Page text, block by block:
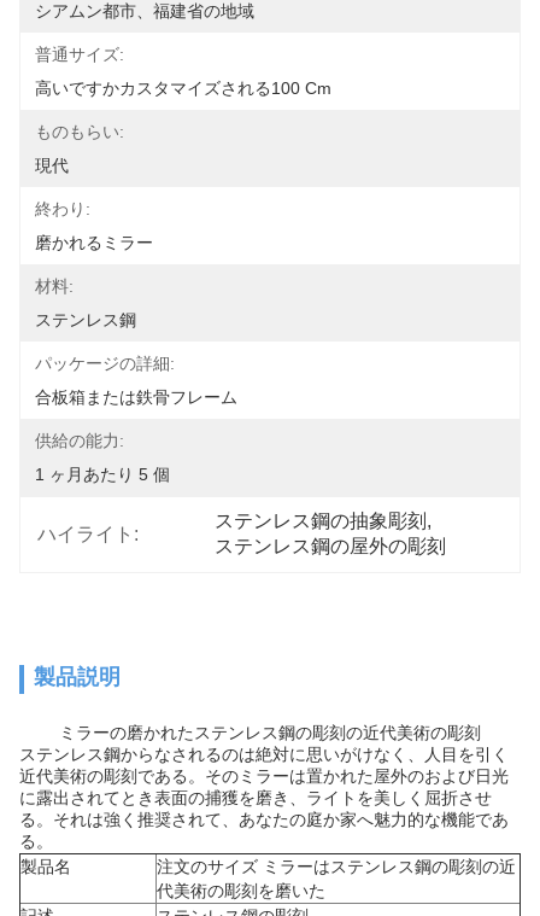
シアムン都市、福建省の地域
普通サイズ:
高いですかカスタマイズされる100 Cm
ものもらい:
現代
終わり:
磨かれるミラー
材料:
ステンレス鋼
パッケージの詳細:
合板箱または鉄骨フレーム
供給の能力:
1 ヶ月あたり 5 個
ハイライト:
ステンレス鋼の抽象彫刻 ,
ステンレス鋼の屋外の彫刻
製品説明
ミラーの磨かれたステンレス鋼の彫刻の近代美術の彫刻
ステンレス鋼からなされるのは絶対に思いがけなく、人目を引く
近代美術の彫刻である。そのミラーは置かれた屋外のおよび日光
に露出されてとき表面の捕獲を磨き、ライトを美しく屈折させ
る。それは強く推奨されて、あなたの庭か家へ魅力的な機能であ
る。
製品名
注文のサイズ ミラーはステンレス鋼の彫刻の近
代美術の彫刻を磨いた